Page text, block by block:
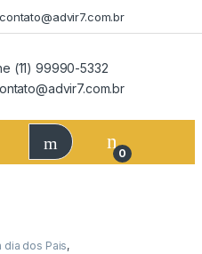
contato@advir7.com.br
(11) 99990-5332
0
dia dos Pais,